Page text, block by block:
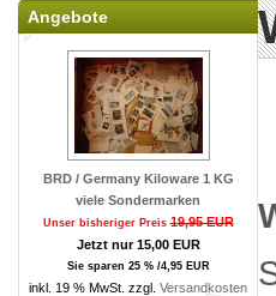
Angebote
BRD / Germany Kiloware 1 KG
viele Sondermarken
Unser bisheriger Preis19,95 EUR
Jetzt nur 15,00 EUR
Sie sparen 25 % /4,95 EUR
inkl. 19 % MwSt. zzgl. Versandkosten